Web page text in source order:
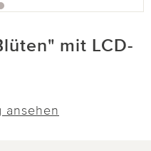
mit LCD-
ansehen